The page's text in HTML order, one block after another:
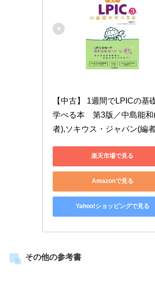
【中古】 1週間でLPICの基
学べる本　第3版／中島能和
者),ソキウス・ジャパン(編
楽天市場で見る
Amazonで見る
Yahoo!ショッピングで見る
その他の参考書